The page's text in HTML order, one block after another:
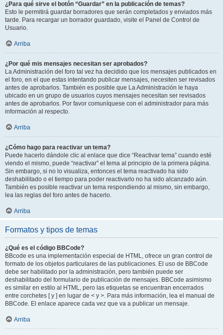
¿Para qué sirve el botón “Guardar” en la publicación de temas?
Esto le permitirá guardar borradores que serán completados y enviados más
tarde. Para recargar un borrador guardado, visite el Panel de Control de
Usuario.
Arriba
¿Por qué mis mensajes necesitan ser aprobados?
La Administración del foro tal vez ha decidido que los mensajes publicados en
el foro, en el que estas intentando publicar mensajes, necesiten ser revisados
antes de aprobarlos. También es posible que La Administración le haya
ubicado en un grupo de usuarios cuyos mensajes necesitan ser revisados
antes de aprobarlos. Por favor comuníquese con el administrador para más
información al respecto.
Arriba
¿Cómo hago para reactivar un tema?
Puede hacerlo dándole clic al enlace que dice “Reactivar tema” cuando esté
viendo el mismo, puede “reactivar” el tema al principio de la primera página.
Sin embargo, si no lo visualiza, entonces el tema reactivado ha sido
deshabilitado o el tiempo para poder reactivarlo no ha sido alcanzado aún.
También es posible reactivar un tema respondiendo al mismo, sin embargo,
lea las reglas del foro antes de hacerlo.
Arriba
Formatos y tipos de temas
¿Qué es el código BBCode?
BBcode es una implementación especial de HTML, ofrece un gran control de
formato de los objetos particulares de las publicaciones. El uso de BBCode
debe ser habilitado por la administración, pero también puede ser
deshabilitado del formulario de publicación de mensajes. BBCode asimismo
es similar en estilo al HTML, pero las etiquetas se encuentran encerrados
entre corchetes [ y ] en lugar de < y >. Para más información, lea el manual de
BBCode. El enlace aparece cada vez que va a publicar un mensaje.
Arriba